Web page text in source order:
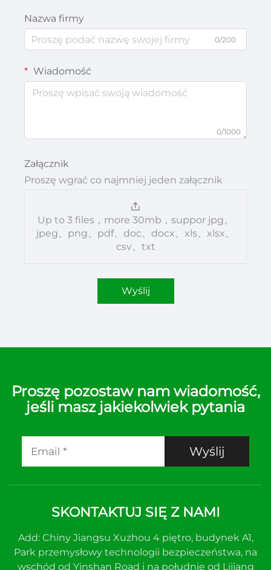
Nazwa firmy
0/200
Wiadomość
0/1000
Załącznik
Proszę wgrać co najmniej jeden załącznik
Up to 3 files，more 30mb，suppor jpg、
jpeg、png、pdf、doc、docx、xls、xlsx、
csv、txt
Wyślij
Proszę pozostaw nam wiadomość,
jeśli masz jakiekolwiek pytania
Wyślij
SKONTAKTUJ SIĘ Z NAMI
Add: Chiny Jiangsu Xuzhou 4 piętro, budynek A1,
Park przemysłowy technologii bezpieczeństwa, na
wschód od Yinshan Road i na południe od Lijiang